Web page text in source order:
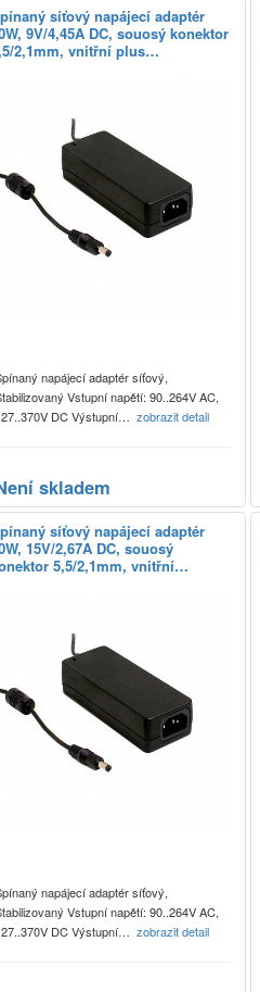
síťový napájecí adaptér
9V/4,45A DC, souosý konektor
2,1mm, vnitřní plus…
napájecí adaptér síťový,
Vstupní napětí: 90..264V AC,
DC Výstupní… zobrazit detail
skladem
síťový napájecí adaptér
15V/2,67A DC, souosý
5,5/2,1mm, vnitřní…
napájecí adaptér síťový,
Vstupní napětí: 90..264V AC,
DC Výstupní… zobrazit detail